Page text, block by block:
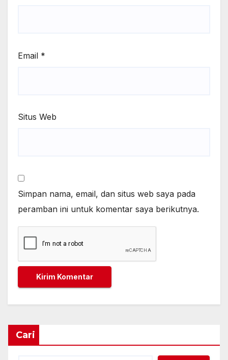
Email *
Situs Web
Simpan nama, email, dan situs web saya pada
peramban ini untuk komentar saya berikutnya.
Cari